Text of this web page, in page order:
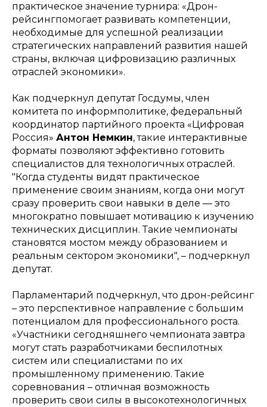
практическое значение турнира: «Дрон-
рейсингпомогает развивать компетенции,
необходимые для успешной реализации
стратегических направлений развития нашей
страны, включая цифровизацию различных
отраслей экономики».
Как подчеркнул депутат Госдумы, член
комитета по информполитике, федеральный
координатор партийного проекта «Цифровая
Россия» Антон Немкин, такие интерактивные
форматы позволяют эффективно готовить
специалистов для технологичных отраслей.
"Когда студенты видят практическое
применение своим знаниям, когда они могут
сразу проверить свои навыки в деле — это
многократно повышает мотивацию к изучению
технических дисциплин. Такие чемпионаты
становятся мостом между образованием и
реальным сектором экономики", – подчеркнул
депутат.
​Парламентарий подчеркнул, что дрон-рейсинг
– это перспективное направление с большим
потенциалом для профессионального роста.
«Участники сегодняшнего чемпионата завтра
могут стать разработчиками беспилотных
систем или специалистами по их
промышленному применению. Такие
соревнования – отличная возможность
проверить свои силы в высокотехнологичных